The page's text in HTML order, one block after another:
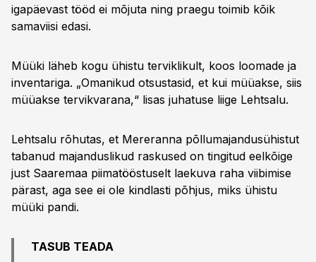
igapäevast tööd ei mõjuta ning praegu toimib kõik
samaviisi edasi.
Müüki läheb kogu ühistu terviklikult, koos loomade ja
inventariga. „Omanikud otsustasid, et kui müüakse, siis
müüakse tervikvarana,“ lisas juhatuse liige Lehtsalu.
Lehtsalu rõhutas, et Mereranna põllumajandusühistut
tabanud majanduslikud raskused on tingitud eelkõige
just Saaremaa piimatööstuselt laekuva raha viibimise
pärast, aga see ei ole kindlasti põhjus, miks ühistu
müüki pandi.
TASUB TEADA